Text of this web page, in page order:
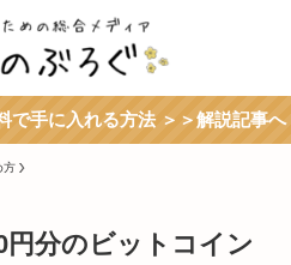
で手に入れる方法 ＞＞解説記事へ
方
分のビットコイン